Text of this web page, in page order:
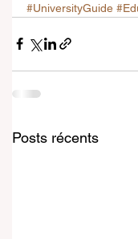
#UniversityGuide
Posts récents